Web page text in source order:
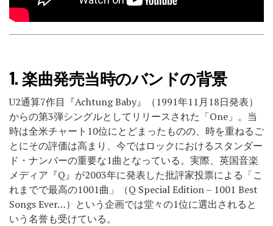
1.楽曲発売当時のバンドの背景
U2通算7作目『Achtung Baby』（1991年11月18日発表）
からの第3弾シングルとしてリリースされた「One」。当
時は全米チャート10位にとどまったものの、時を重ねるご
とにその評価は高まり、今ではロックにおけるスタンダー
ド・ナンバーの重要な1曲となっている。実際、英国音楽
メディア『Q』が2003年に発表した批評家投票による「こ
れまでで最高の1001曲」（Q Special Edition – 1001 Best
Songs Ever…）という企画では堂々の1位に選出されると
いう名誉も受けている。